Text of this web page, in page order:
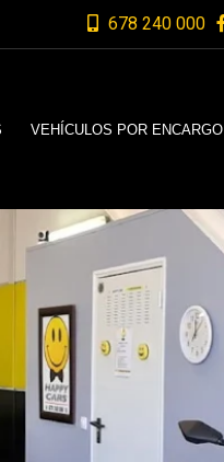
678 240 000
VEHÍCULOS POR ENCARGO